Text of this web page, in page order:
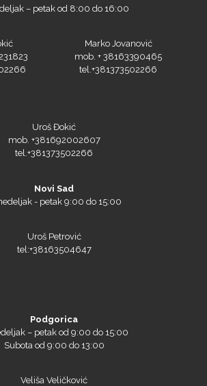
Olfa
PlastGrommet
Prime Vision
– petak od 8:00 do 16:00
Marko Jovanović
mob. + 38163390465
tel.+381373502266
Uroš Đokić
mob. +381692002607
tel.+381373502266
Novi Sad
- petak 9:00 do 15:00
Uroš Petrović
tel:+38163504647
Podgorica
– petak od 9:00 do 15:00
Subota od 9:00 do 13:00
Veliša Veličković